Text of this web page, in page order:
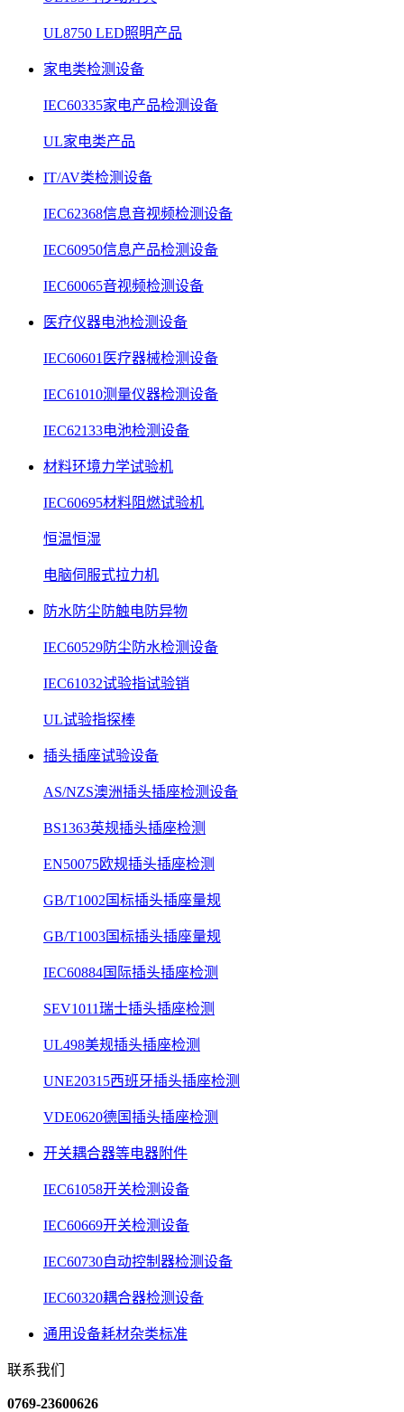
UL8750 LED照明产品
家电类检测设备
IEC60335家电产品检测设备
UL家电类产品
IT/AV类检测设备
IEC62368信息音视频检测设备
IEC60950信息产品检测设备
IEC60065音视频检测设备
医疗仪器电池检测设备
IEC60601医疗器械检测设备
IEC61010测量仪器检测设备
IEC62133电池检测设备
材料环境力学试验机
IEC60695材料阻燃试验机
恒温恒湿
电脑伺服式拉力机
防水防尘防触电防异物
IEC60529防尘防水检测设备
IEC61032试验指试验销
UL试验指探棒
插头插座试验设备
AS/NZS澳洲插头插座检测设备
BS1363英规插头插座检测
EN50075欧规插头插座检测
GB/T1002国标插头插座量规
GB/T1003国标插头插座量规
IEC60884国际插头插座检测
SEV1011瑞士插头插座检测
UL498美规插头插座检测
UNE20315西班牙插头插座检测
VDE0620德国插头插座检测
开关耦合器等电器附件
IEC61058开关检测设备
IEC60669开关检测设备
IEC60730自动控制器检测设备
IEC60320耦合器检测设备
通用设备耗材杂类标准
联系我们
0769-23600626